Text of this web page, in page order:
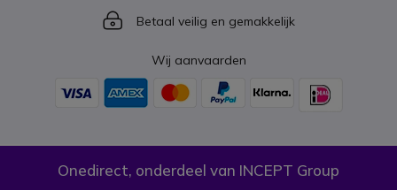
Icon
Betaal veilig en gemakkelijk
Wij aanvaarden
Onedirect, onderdeel van INCEPT Group